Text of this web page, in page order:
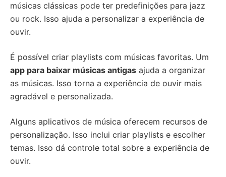
músicas clássicas pode ter predefinições para jazz
ou rock. Isso ajuda a personalizar a experiência de
ouvir.
É possível criar playlists com músicas favoritas. Um
app para baixar músicas antigas ajuda a organizar
as músicas. Isso torna a experiência de ouvir mais
agradável e personalizada.
Alguns aplicativos de música oferecem recursos de
personalização. Isso inclui criar playlists e escolher
temas. Isso dá controle total sobre a experiência de
ouvir.